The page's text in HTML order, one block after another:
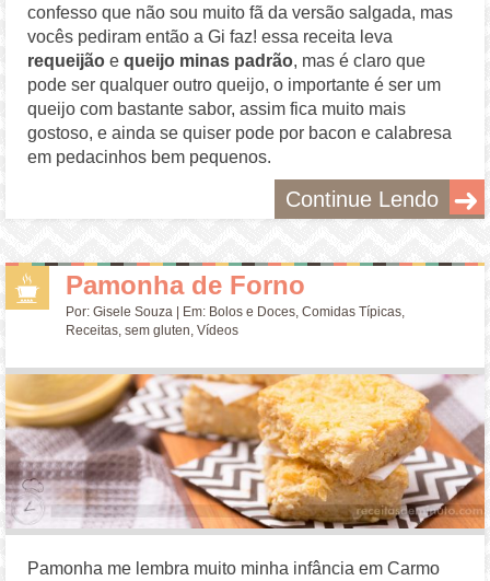
confesso que não sou muito fã da versão salgada, mas
vocês pediram então a Gi faz! essa receita leva
requeijão equeijo minas padrão, mas é claro que
pode ser qualquer outro queijo, o importante é ser um
queijo com bastante sabor, assim fica muito mais
gostoso, e ainda se quiser pode por bacon e calabresa
em pedacinhos bem pequenos.
Continue Lendo
Pamonha de Forno
Por:Gisele Souza | Em: Bolos e Doces,Comidas Típicas,
Receitas,sem gluten,Vídeos
Pamonha me lembra muito minha infância em Carmo